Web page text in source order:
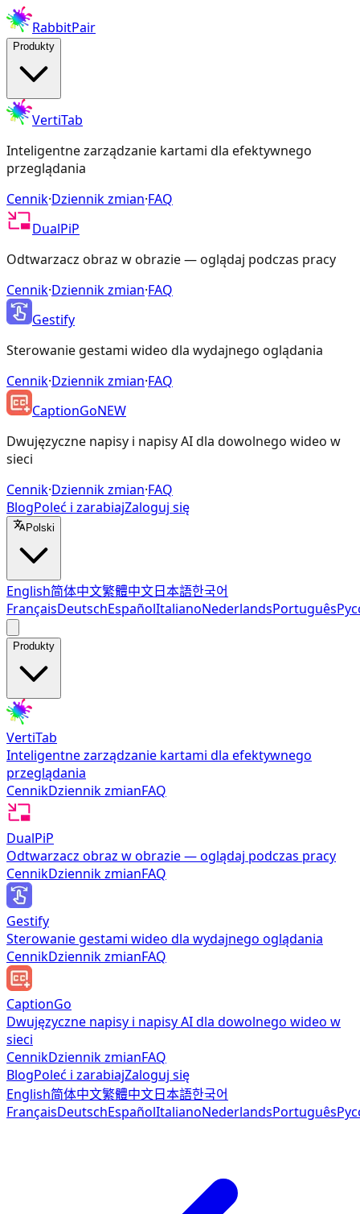
RabbitPair
Produkty
VertiTab
Inteligentne zarządzanie kartami dla efektywnego
przeglądania
Cennik·Dziennik zmian·FAQ
DualPiP
Odtwarzacz obraz w obrazie — oglądaj podczas pracy
Cennik·Dziennik zmian·FAQ
Gestify
Sterowanie gestami wideo dla wydajnego oglądania
Cennik·Dziennik zmian·FAQ
CaptionGoNEW
Dwujęzyczne napisy i napisy AI dla dowolnego wideo w
sieci
Cennik·Dziennik zmian·FAQ
BlogPoleć i zarabiajZaloguj się
Polski
English简体中文繁體中文日本語한국어
FrançaisDeutschEspañolItalianoNederlandsPortuguês
Produkty
VertiTab
Inteligentne zarządzanie kartami dla efektywnego
przeglądania
CennikDziennik zmianFAQ
DualPiP
Odtwarzacz obraz w obrazie — oglądaj podczas pracy
CennikDziennik zmianFAQ
Gestify
Sterowanie gestami wideo dla wydajnego oglądania
CennikDziennik zmianFAQ
CaptionGo
Dwujęzyczne napisy i napisy AI dla dowolnego wideo w
sieci
CennikDziennik zmianFAQ
BlogPoleć i zarabiajZaloguj się
English简体中文繁體中文日本語한국어
FrançaisDeutschEspañolItalianoNederlandsPortuguês